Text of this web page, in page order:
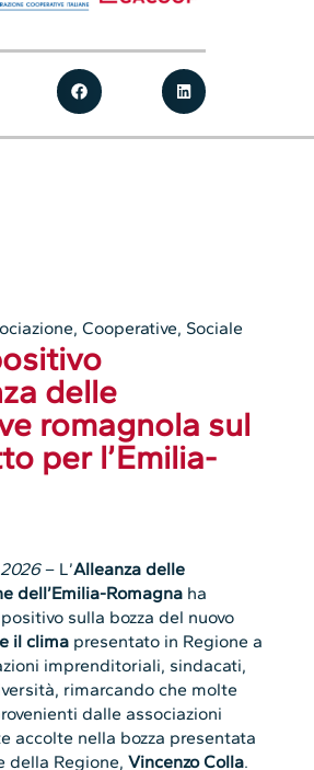
,Cooperative, Sociale
delle
romagnola sul
per l’Emilia-
– L’Alleanza delle
dell’Emilia-Romagna ha
sulla bozza del nuovo
il clima presentato in Regione a
imprenditoriali, sindacati,
rimarcando che molte
dalle associazioni
accolte nella bozza presentata
della Regione,Vincenzo Colla.